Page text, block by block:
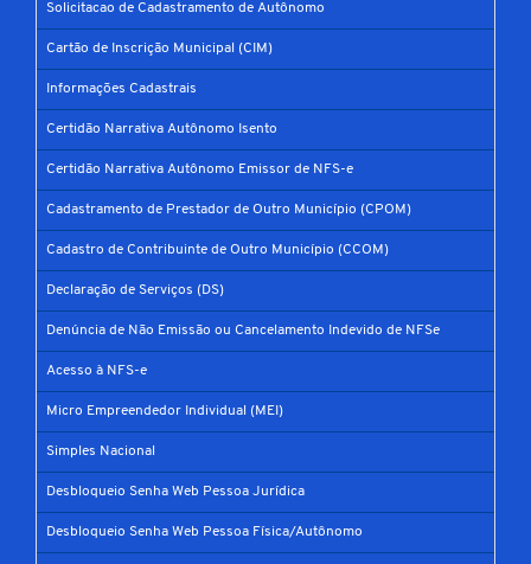
Solicitacao de Cadastramento de Autônomo
Cartão de Inscrição Municipal (CIM)
Informações Cadastrais
Certidão Narrativa Autônomo Isento
Certidão Narrativa Autônomo Emissor de NFS-e
Cadastramento de Prestador de Outro Município (CPOM)
Cadastro de Contribuinte de Outro Município (CCOM)
Declaração de Serviços (DS)
Denúncia de Não Emissão ou Cancelamento Indevido de NFSe
Acesso à NFS-e
Micro Empreendedor Individual (MEI)
Simples Nacional
Desbloqueio Senha Web Pessoa Jurídica
Desbloqueio Senha Web Pessoa Física/Autônomo